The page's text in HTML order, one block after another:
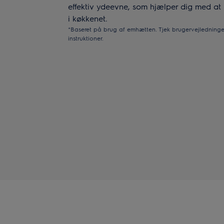
effektiv ydeevne, som hjælper dig med
i køkkenet.
*Baseret på brug af emhætten. Tjek
instruktioner.